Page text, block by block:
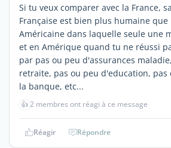
Si tu veux comparer avec la France,
Française est bien plus humaine que
Américaine dans laquelle seule une
et en Amérique quand tu ne réussi
par pas ou peu d'assurances
retraite, pas ou peu d'education, pas
la banque, etc...
👍2 membres ont réagi à ce message
Réagir Répondre